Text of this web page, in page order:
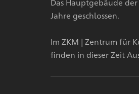
Das Hauptgebäude
Jahre geschlossen.
Im ZKM | Zentrum für
finden in dieser Zeit